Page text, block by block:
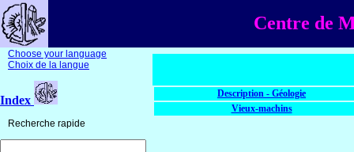
Centre de
Choose your language
Choix de la langue
Index
Recherche rapide
Description - Géologie
Vieux-machins